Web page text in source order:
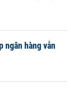
ngân hàng vẫn